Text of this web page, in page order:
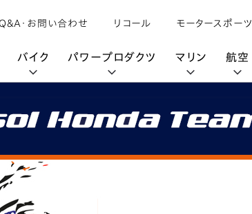
検索
バイク
グ
パワープロダクツ マリン
ンニュートラル
航空
Q&A・お問い合わせ リコール モータースポーツ